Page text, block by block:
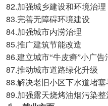
82.加强城乡建设和环境治理
83.完善无障碍环境建设
84.加强城市内涝治理
85.推广建筑节能改造
86.建立城市“牛皮癣”小广告
87.推动城市道路绿化升级
88.解决老旧小区下水道堵
89.加强露天烧烤油烟污染整